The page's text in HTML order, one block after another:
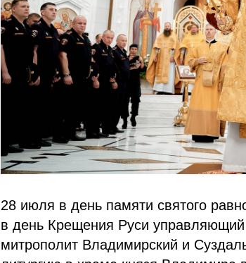
28 июля в день памяти святого
в день Крещения Руси
митрополит Владимирский и